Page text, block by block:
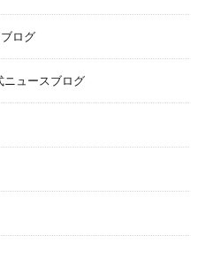
ログ
ニュースブログ